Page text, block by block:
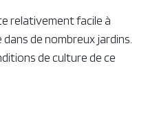
relativement facile à
de nombreux jardins.
de culture de ce